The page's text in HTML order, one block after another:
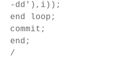
-dd'),i));
end loop;
commit;
end;
/